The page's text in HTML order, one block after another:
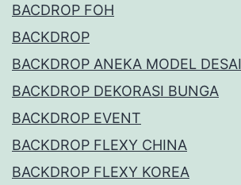
BACDROP FOH
BACKDROP
BACKDROP ANEKA MODEL
BACKDROP DEKORASI BUNGA
BACKDROP EVENT
BACKDROP FLEXY CHINA
BACKDROP FLEXY KOREA